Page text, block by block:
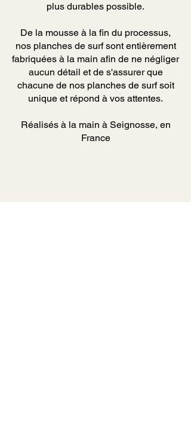
plus durables possible.
De la mousse à la fin du processus,
nos planches de surf sont entièrement
fabriquées à la main afin de ne négliger
aucun détail et de s'assurer que
chacune de nos planches de surf soit
unique et répond à vos attentes.
Réalisés à la main à Seignosse, en
France